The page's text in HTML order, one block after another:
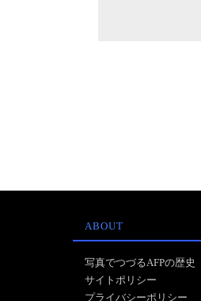
ABOUT
写真でつづるAFPの歴史
サイトポリシー
プライバシーポリシー